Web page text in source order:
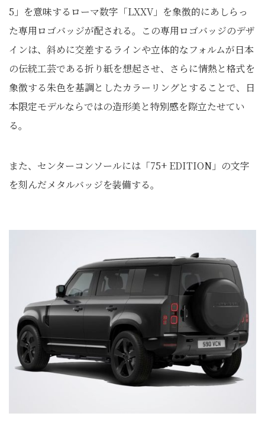
5」を意味するローマ数字「LXXV」を象徴的にあしらっ
た専用ロゴバッジが配される。この専用ロゴバッジのデザ
インは、斜めに交差するラインや立体的なフォルムが日本
の伝統工芸である折り紙を想起させ、さらに情熱と格式を
象徴する朱色を基調としたカラーリングとすることで、日
本限定モデルならではの造形美と特別感を際立たせてい
る。
また、センターコンソールには「75+ EDITION」の文字
を刻んだメタルバッジを装備する。